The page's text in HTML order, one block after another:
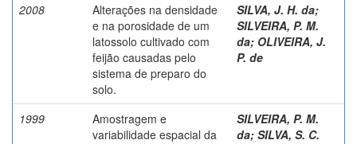
2008
Alterações na densidade
e na porosidade de um
latossolo cultivado com
feijão causadas pelo
sistema de preparo do
solo.
SILVA, J. H. da;
SILVEIRA, P. M.
da; OLIVEIRA, J.
P. de
1999
Amostragem e
variabilidade espacial da
SILVEIRA, P. M.
da; SILVA, S. C.